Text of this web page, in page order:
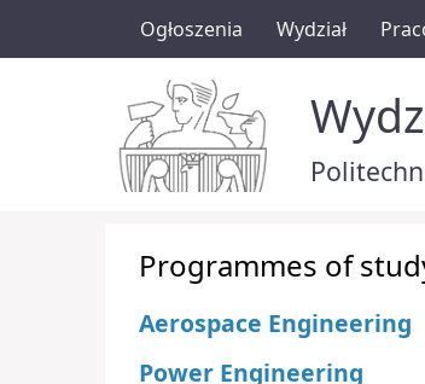
Ogłoszenia Wydział
Programmes of
Aerospace Engineering
Power Engineering